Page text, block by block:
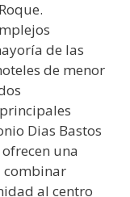
de las
de menor
Dias Bastos
una
combinar
al centro